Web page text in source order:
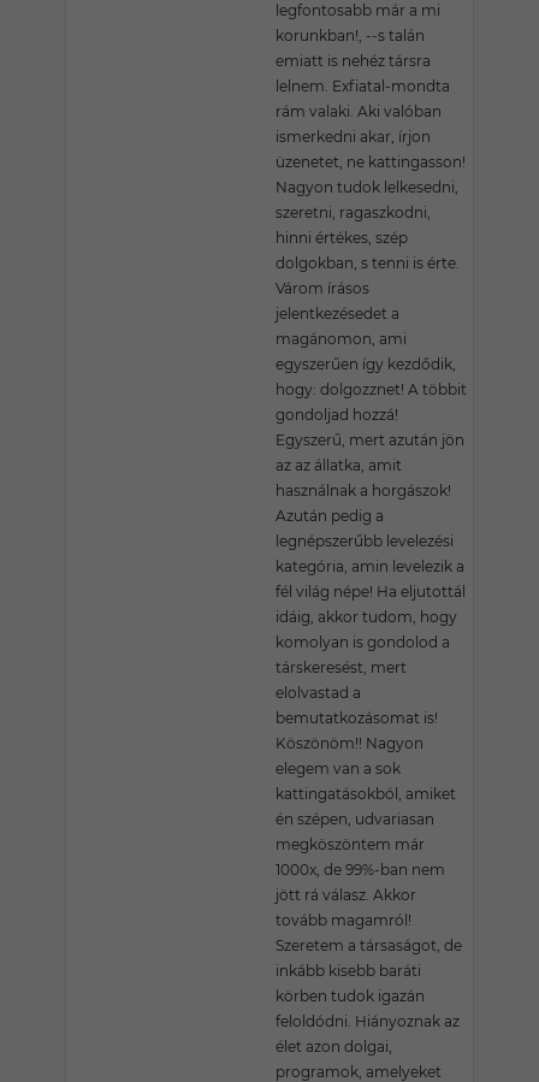
legfontosabb már a mi
korunkban!, --s talán
emiatt is nehéz társra
lelnem. Exfiatal-mondta
rám valaki. Aki valóban
ismerkedni akar, írjon
üzenetet, ne kattingasson!
Nagyon tudok lelkesedni,
szeretni, ragaszkodni,
hinni értékes, szép
dolgokban, s tenni is érte.
Várom írásos
jelentkezésedet a
magánomon, ami
egyszerűen így kezdődik,
hogy: dolgozznet! A többit
gondoljad hozzá!
Egyszerű, mert azután jön
az az állatka, amit
használnak a horgászok!
Azután pedig a
legnépszerűbb levelezési
kategória, amin levelezik a
fél világ népe! Ha eljutottál
idáig, akkor tudom, hogy
komolyan is gondolod a
társkeresést, mert
elolvastad a
bemutatkozásomat is!
Köszönöm!! Nagyon
elegem van a sok
kattingatásokból, amiket
én szépen, udvariasan
megköszöntem már
1000x, de 99%-ban nem
jött rá válasz. Akkor
tovább magamról!
Szeretem a társaságot, de
inkább kisebb baráti
körben tudok igazán
feloldódni. Hiányoznak az
élet azon dolgai,
programok, amelyeket